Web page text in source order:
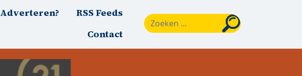
Adverteren?
RSS Feeds
Contact